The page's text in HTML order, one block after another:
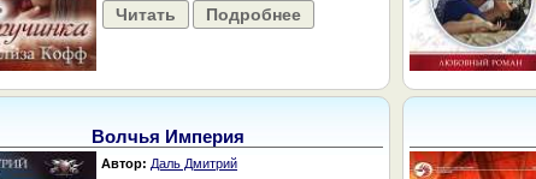
Читать Подробнее
Волчья Империя
Автор: Даль Дмитрий